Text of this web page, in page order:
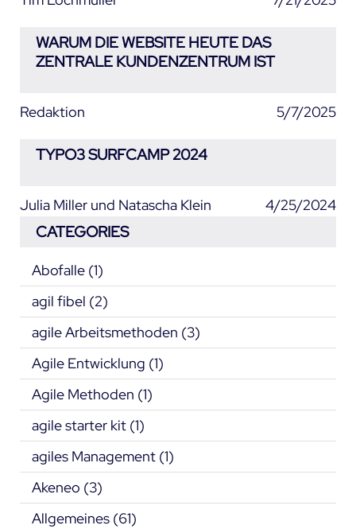
WARUM DIE WEBSITE HEUTE DAS
ZENTRALE KUNDENZENTRUM IST
Redaktion 5/7/2025
TYPO3 SURFCAMP 2024
Julia Miller und Natascha Klein 4/25/2024
CATEGORIES
Abofalle (1)
agil fibel (2)
agile Arbeitsmethoden (3)
Agile Entwicklung (1)
Agile Methoden (1)
agile starter kit (1)
agiles Management (1)
Akeneo (3)
Allgemeines (61)